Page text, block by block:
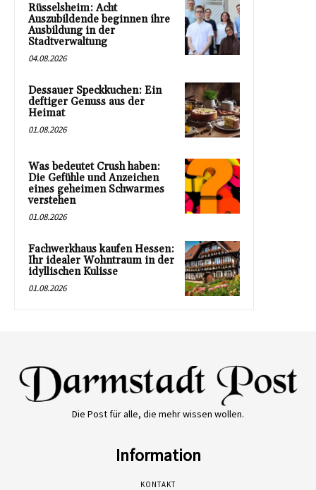
Rüsselsheim: Acht
Auszubildende beginnen ihre
Ausbildung in der
Stadtverwaltung
04.08.2026
Dessauer Speckkuchen: Ein
deftiger Genuss aus der
Heimat
01.08.2026
Was bedeutet Crush haben:
Die Gefühle und Anzeichen
eines geheimen Schwarmes
verstehen
01.08.2026
Fachwerkhaus kaufen Hessen:
Ihr idealer Wohntraum in der
idyllischen Kulisse
01.08.2026
Die Post für alle, die mehr wissen wollen.
Information
KONTAKT